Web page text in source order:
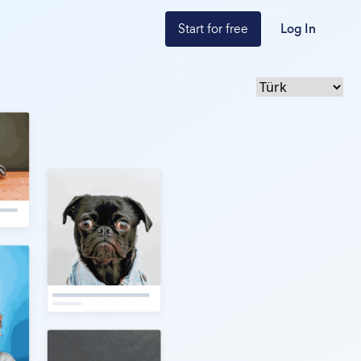
Start for free Log In